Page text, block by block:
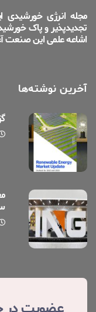
مجله انرژی خورشیدی
تجدیدپذیر و پاک
اشاعه علمی این صنعت
آخرین نوشته‌ها